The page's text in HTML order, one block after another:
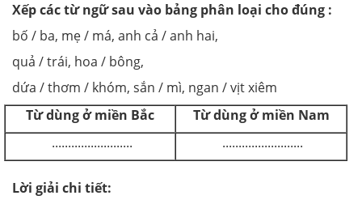
Xếp các từ ngữ sau vào bảng phân loại cho đúng :
bố / ba, mẹ / má, anh cả / anh hai,
quả / trái, hoa / bông,
dứa / thơm / khóm, sắn / mì, ngan / vịt xiêm
Từ dùng ở miền Bắc
Từ dùng ở miền Nam
.........................
.........................
Lời giải chi tiết: